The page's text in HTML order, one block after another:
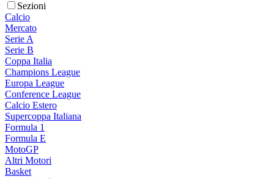
Sezioni
Calcio
Mercato
Serie A
Serie B
Coppa Italia
Champions League
Europa League
Conference League
Calcio Estero
Supercoppa Italiana
Formula 1
Formula E
MotoGP
Altri Motori
Basket